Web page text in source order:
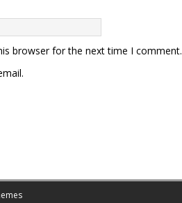
browser for the next time I comment.